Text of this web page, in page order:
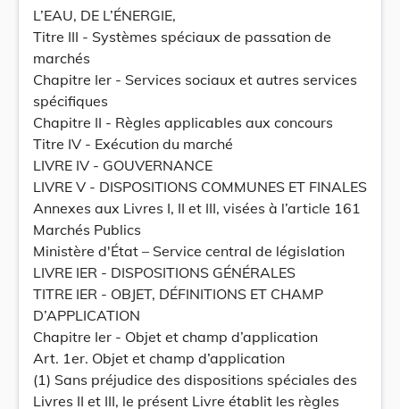
L’EAU, DE L’ÉNERGIE,
Titre III - Systèmes spéciaux de passation de
marchés
Chapitre Ier - Services sociaux et autres services
spécifiques
Chapitre II - Règles applicables aux concours
Titre IV - Exécution du marché
LIVRE IV - GOUVERNANCE
LIVRE V - DISPOSITIONS COMMUNES ET FINALES
Annexes aux Livres I, II et III, visées à l’article 161
Marchés Publics
Ministère d'État – Service central de législation
LIVRE IER - DISPOSITIONS GÉNÉRALES
TITRE IER - OBJET, DÉFINITIONS ET CHAMP
D’APPLICATION
Chapitre Ier - Objet et champ d’application
Art. 1er. Objet et champ d’application
(1) Sans préjudice des dispositions spéciales des
Livres II et III, le présent Livre établit les règles